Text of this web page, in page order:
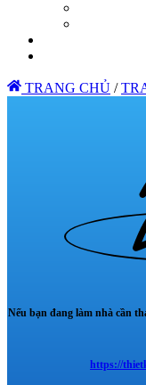
TRANG CHỦ /
Nếu bạn đang làm nhà cần
https://